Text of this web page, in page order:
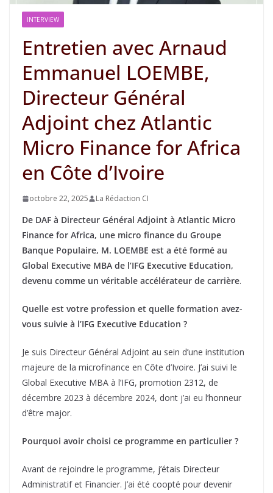
INTERVIEW
Entretien avec Arnaud
Emmanuel LOEMBE,
Directeur Général
Adjoint chez Atlantic
Micro Finance for Africa
en Côte d’Ivoire
octobre 22, 2025 La Rédaction CI
De DAF à Directeur Général Adjoint à Atlantic Micro
Finance for Africa, une micro finance du Groupe
Banque Populaire, M. LOEMBE est a été formé au
Global Executive MBA de l’IFG Executive Education,
devenu comme un véritable accélérateur de carrière.
Quelle est votre profession et quelle formation avez-
vous suivie à l’IFG Executive Education ?
Je suis Directeur Général Adjoint au sein d’une institution
majeure de la microfinance en Côte d’Ivoire. J’ai suivi le
Global Executive MBA à l’IFG, promotion 2312, de
décembre 2023 à décembre 2024, dont j’ai eu l’honneur
d’être major.
Pourquoi avoir choisi ce programme en particulier ?
Avant de rejoindre le programme, j’étais Directeur
Administratif et Financier. J’ai été coopté pour devenir